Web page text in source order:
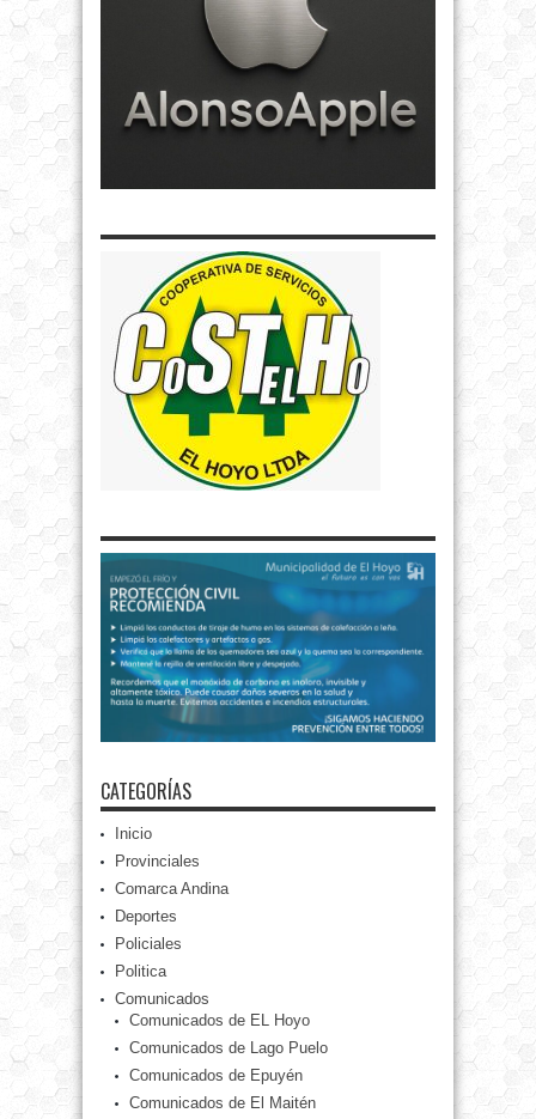
CATEGORÍAS
Inicio
Provinciales
Comarca Andina
Deportes
Policiales
Politica
Comunicados
Comunicados de EL Hoyo
Comunicados de Lago Puelo
Comunicados de Epuyén
Comunicados de El Maitén